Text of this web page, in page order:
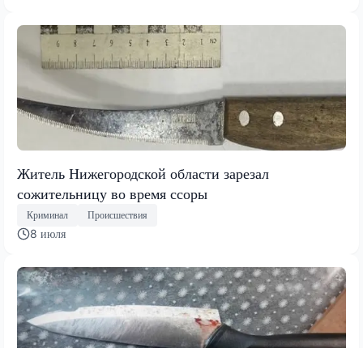
Житель Нижегородской области зарезал
сожительницу во время ссоры
Криминал Происшествия
8 июля